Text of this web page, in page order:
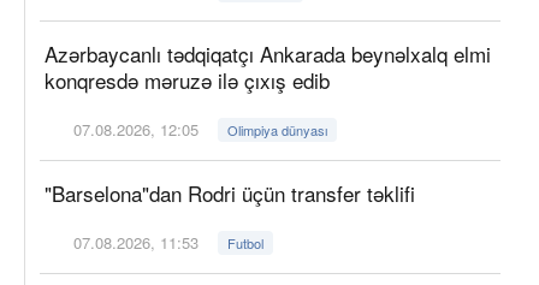
Azərbaycanlı tədqiqatçı Ankarada beynəlxalq elmi
konqresdə məruzə ilə çıxış edib
07.08.2026, 12:05 Olimpiya dünyası
"Barselona"dan Rodri üçün transfer təklifi
07.08.2026, 11:53 Futbol